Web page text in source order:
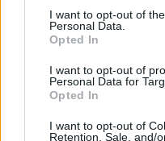
consent section.
I want to opt-out of
Personal Data.
Opted In
I want to opt-out of
Personal Data for
Opted In
I want to opt-out of
Retention, Sale, and/